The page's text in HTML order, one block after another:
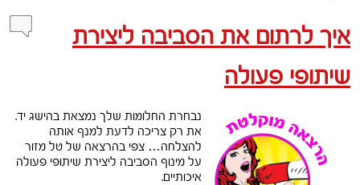
איך לרתום את הסביבה ליצירת
שיתופי פעולה
נבחרת החלומות שלך נמצאת בהישג יד.
את רק צריכה לדעת למנף אותה
להצלחה… צפי בהרצאה של טל מזור
על מינוף הסביבה ליצירת שיתופי פעולה
איכותיים.